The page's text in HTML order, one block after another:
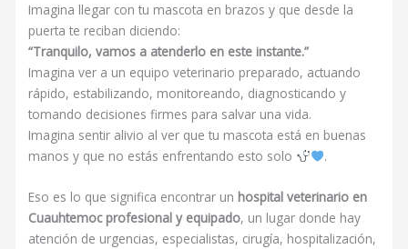
Imagina llegar con tu mascota en brazos y que desde la
puerta te reciban diciendo:
“Tranquilo, vamos a atenderlo en este instante.”
Imagina ver a un equipo veterinario preparado, actuando
rápido, estabilizando, monitoreando, diagnosticando y
tomando decisiones firmes para salvar una vida.
Imagina sentir alivio al ver que tu mascota está en buenas
manos y que no estás enfrentando esto solo
.
Eso es lo que significa encontrar un hospital veterinario en
Cuauhtemoc profesional y equipado, un lugar donde hay
atención de urgencias, especialistas, cirugía, hospitalización,